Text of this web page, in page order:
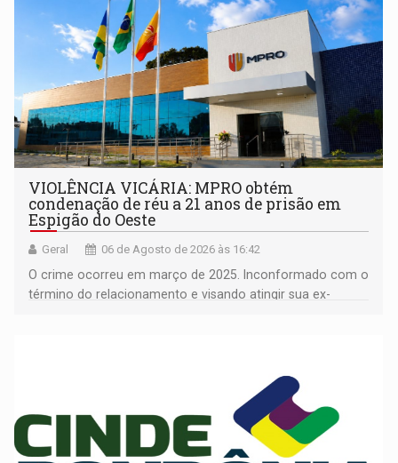
VIOLÊNCIA VICÁRIA: MPRO obtém
condenação de réu a 21 anos de prisão em
Espigão do Oeste
Geral 06 de Agosto de 2026 às 16:42
O crime ocorreu em março de 2025. Inconformado com o
término do relacionamento e visando atingir sua ex-